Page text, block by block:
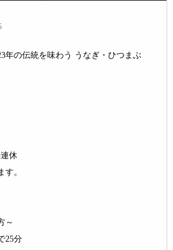
年の伝統を味わう うなぎ・ひつまぶ
休
す。
～
25分